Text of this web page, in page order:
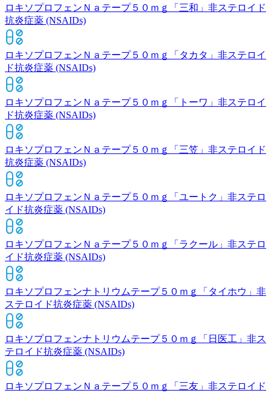
ロキソプロフェンＮａテープ５０ｍｇ「三和」 非ステロイド
抗炎症薬 (NSAIDs)
ロキソプロフェンＮａテープ５０ｍｇ「タカタ」 非ステロイ
ド抗炎症薬 (NSAIDs)
ロキソプロフェンＮａテープ５０ｍｇ「トーワ」 非ステロイ
ド抗炎症薬 (NSAIDs)
ロキソプロフェンＮａテープ５０ｍｇ「三笠」 非ステロイド
抗炎症薬 (NSAIDs)
ロキソプロフェンＮａテープ５０ｍｇ「ユートク」 非ステロ
イド抗炎症薬 (NSAIDs)
ロキソプロフェンＮａテープ５０ｍｇ「ラクール」 非ステロ
イド抗炎症薬 (NSAIDs)
ロキソプロフェンナトリウムテープ５０ｍｇ「タイホウ」 非
ステロイド抗炎症薬 (NSAIDs)
ロキソプロフェンナトリウムテープ５０ｍｇ「日医工」 非ス
テロイド抗炎症薬 (NSAIDs)
ロキソプロフェンＮａテープ５０ｍｇ「三友」 非ステロイド